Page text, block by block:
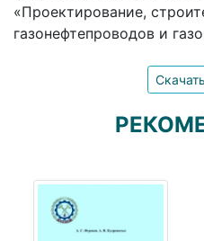
«Проектирование,
газонефтепроводов и